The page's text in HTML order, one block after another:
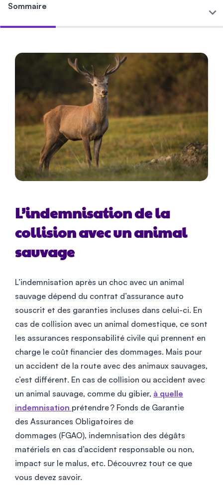
Sommaire
L’indemnisation de la
collision avec un animal
sauvage
L’indemnisation après un choc avec un animal
sauvage dépend du contrat d’assurance auto
souscrit et des garanties incluses dans celui-ci. En
cas de collision avec un animal domestique, ce sont
les assurances responsabilité civile qui prennent en
charge le coût financier des dommages. Mais pour
un accident de la route avec des animaux sauvages,
c’est différent. En cas de collision ou accident avec
un animal sauvage, comme du gibier, à quelle
indemnisation prétendre ? Fonds de Garantie
des Assurances Obligatoires de
dommages (FGAO), indemnisation des dégâts
matériels en cas d’accident responsable ou non,
impact sur le malus, etc. Découvrez tout ce que
vous devez savoir.